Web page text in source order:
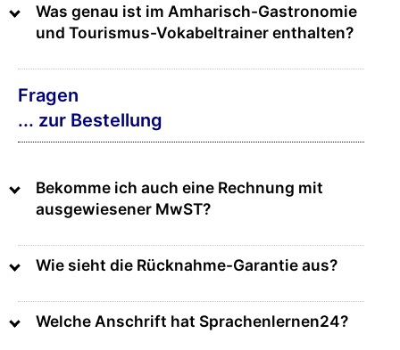
Was genau ist im Amharisch-Gastronomie
und Tourismus-Vokabeltrainer enthalten?
Fragen
... zur Bestellung
Bekomme ich auch eine Rechnung mit
ausgewiesener MwST?
Wie sieht die Rücknahme-Garantie aus?
Welche Anschrift hat Sprachenlernen24?